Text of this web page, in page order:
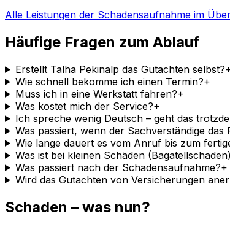
Alle Leistungen der Schadensaufnahme im
Häufige Fragen zum Ablauf
Erstellt Talha Pekinalp das Gutachten selbst?
Wie schnell bekomme ich einen Termin?+
Muss ich in eine Werkstatt fahren?+
Was kostet mich der Service?+
Ich spreche wenig Deutsch – geht das
Was passiert, wenn der Sachverständige
Wie lange dauert es vom Anruf bis zum
Was ist bei kleinen Schäden
Was passiert nach der Schadensaufnahme?+
Wird das Gutachten von Versicherungen
Schaden – was nun?